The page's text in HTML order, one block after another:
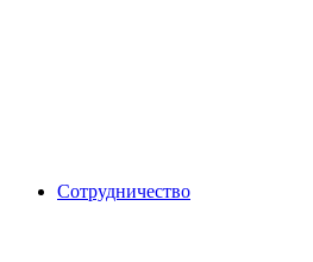
Сотрудничество